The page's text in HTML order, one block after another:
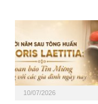
10/07/2026